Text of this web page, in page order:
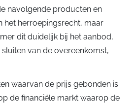
navolgende producten en
het herroepingsrecht, maar
dit duidelijk bij het aanbod,
van de overeenkomst,
waarvan de prijs gebonden is
de financiële markt waarop de